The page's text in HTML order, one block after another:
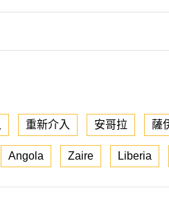
重新介入 安哥拉 薩
Angola Zaire Liberia